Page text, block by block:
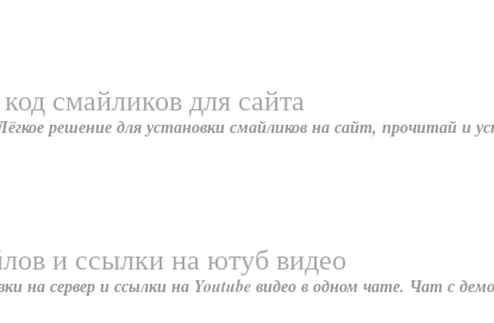
смайликов для сайта
решение для установки смайликов на сайт, прочитай и
и ссылки на ютуб видео
на сервер и ссылки на Youtube видео в одном чате. Чат с